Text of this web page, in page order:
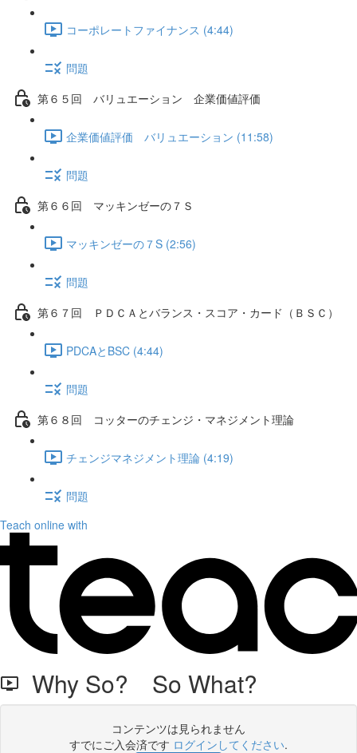
コーポレートファイナンス (4:44)
問題
第６５回 バリュエーション 企業価値評価
企業価値評価 バリュエーション (11:58)
問題
第６６回 マッキンゼーの７Ｓ
マッキンゼーの７S (2:56)
問題
第６７回 ＰＤＣＡとバランス・スコア・カード（ＢＳＣ）
PDCAとBSC (4:44)
問題
第６８回 コッターのチェンジ・マネジメント理論
チェンジマネジメント理論 (4:19)
問題
Teach online with
Why So? So What?
コンテンツは見られません
すでにご入会済です ログインしてください.